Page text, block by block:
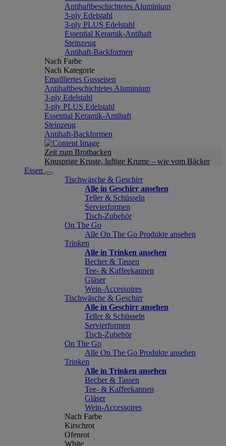
Antihaftbeschichtetes Aluminium
3-ply Edelstahl
3-ply PLUS Edelstahl
Essential Keramik-Antihaft
Steinzeug
Antihaft-Backformen
Nach Farbe
Nach Kategorie
Emailliertes Gusseisen
Antihaftbeschichtetes Aluminium
3-ply Edelstahl
3-ply PLUS Edelstahl
Essential Keramik-Antihaft
Steinzeug
Antihaft-Backformen
Zeit zum Brotbacken
Knusprige Kruste, luftige Krume – wie vom Bäcker
Essen
Tischwäsche & Geschirr
Alle in Geschirr ansehen
Teller & Schüsseln
Servierformen
Tisch-Zubehör
On The Go
Alle On The Go Produkte ansehen
Trinken
Alle in Trinken ansehen
Becher & Tassen
Tee- & Kaffeekannen
Gläser
Wein-Accessoires
Tischwäsche & Geschirr
Alle in Geschirr ansehen
Teller & Schüsseln
Servierformen
Tisch-Zubehör
On The Go
Alle On The Go Produkte ansehen
Trinken
Alle in Trinken ansehen
Becher & Tassen
Tee- & Kaffeekannen
Gläser
Wein-Accessoires
Nach Farbe
Kirschrot
Ofenrot
White